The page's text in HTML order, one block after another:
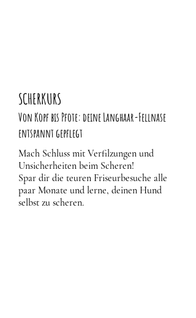
SCHERKURS
Von Kopf bis Pfote: deine Langhaar-Fellnase
entspannt gepflegt
Mach Schluss mit Verfilzungen und
Unsicherheiten beim Scheren!
Spar dir die teuren Friseurbesuche alle
paar Monate und lerne, deinen Hund
selbst zu scheren.